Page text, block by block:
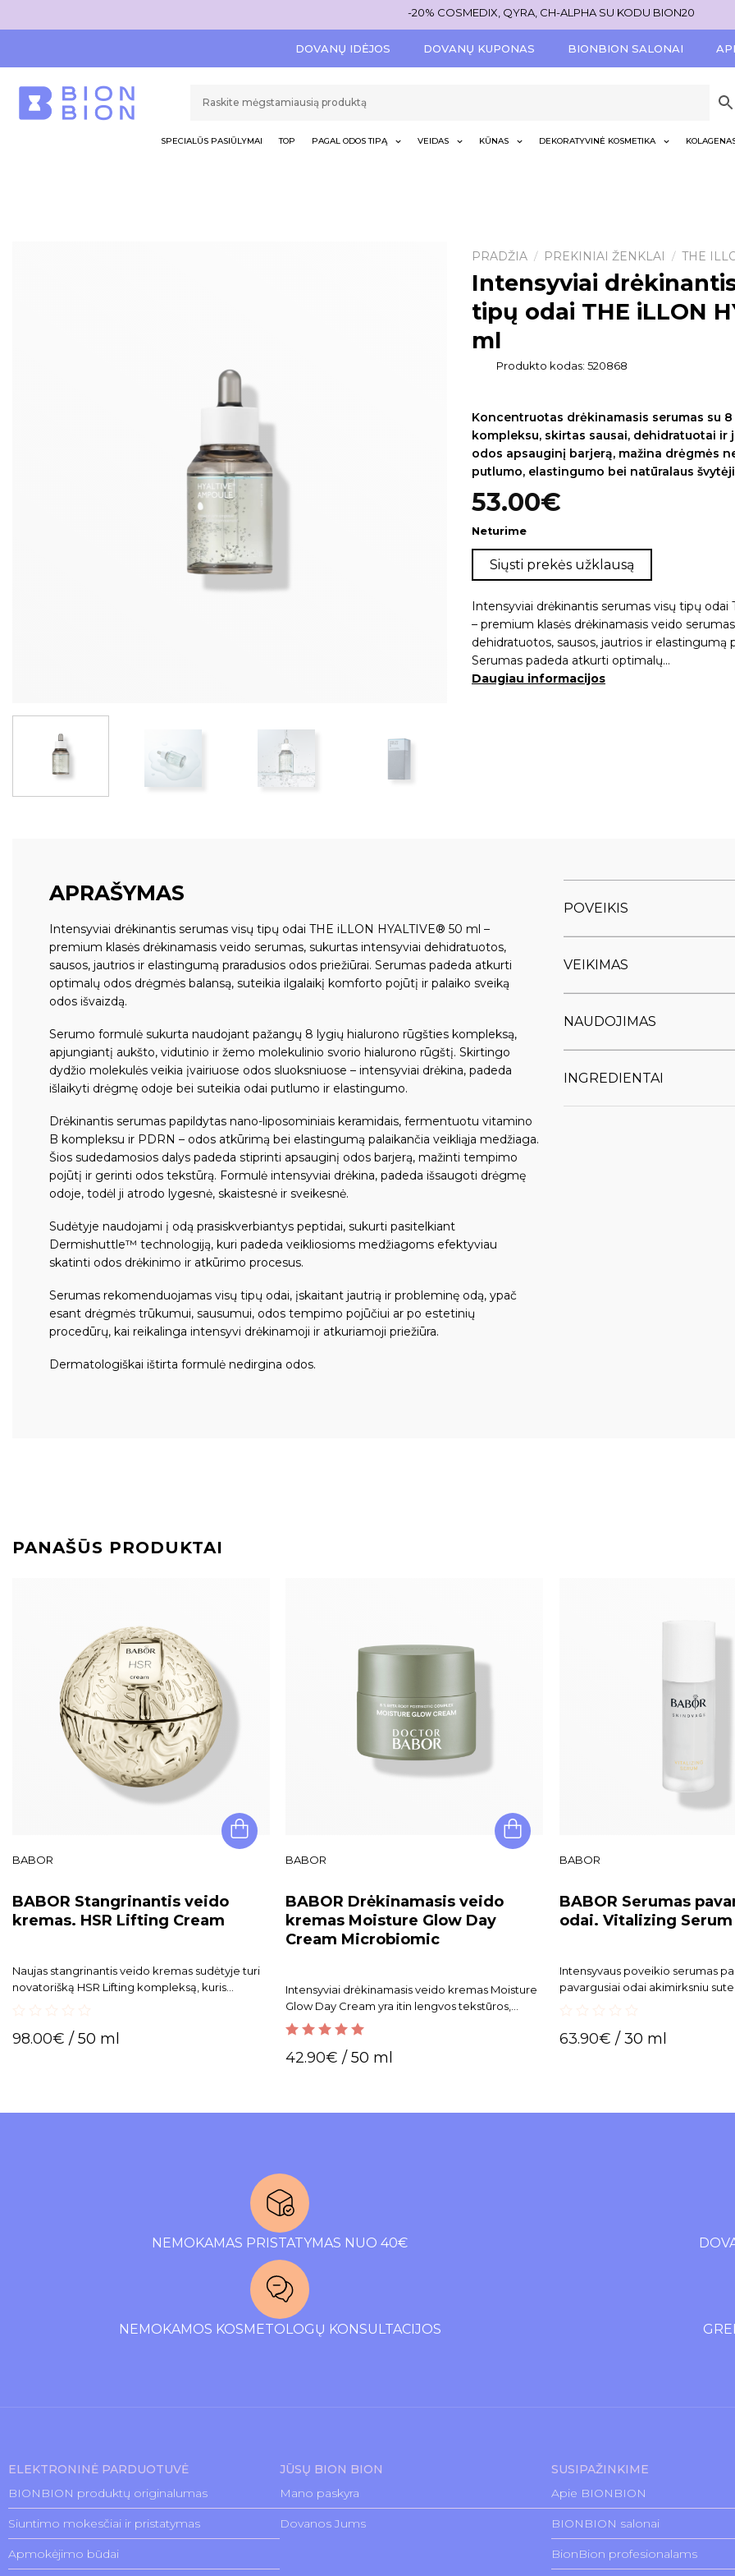
-20% COSMEDIX, QYRA, CH-ALPHA SU KODU BION20
DOVANŲ IDĖJOS DOVANŲ KUPONAS BIONBION SALONAI
SPECIALŪS PASIŪLYMAI TOP PAGAL ODOS TIPĄ VEIDAS KŪNAS DEKORATYVINĖ KOSMETIKA
PRADŽIA / PREKINIAI ŽENKLAI / THE
Intensyviai
tipų odai THE iLLON
ml
Produkto kodas: 520868
Koncentruotas drėkinamasis serumas su
kompleksu, skirtas sausai, dehidratuotai
odos apsauginį barjerą, mažina drėgmės
putlumo, elastingumo bei natūralaus
53.00€
Neturime
Siųsti prekės užklausą
Intensyviai drėkinantis serumas visų tipų
– premium klasės drėkinamasis veido
dehidratuotos, sausos, jautrios ir elastingumą
Serumas padeda atkurti optimalų…
Daugiau informacijos
APRAŠYMAS
Intensyviai drėkinantis serumas visų tipų odai THE iLLON HYALTIVE® 50 ml –
premium klasės drėkinamasis veido serumas, sukurtas intensyviai dehidratuotos,
sausos, jautrios ir elastingumą praradusios odos priežiūrai. Serumas padeda atkurti
optimalų odos drėgmės balansą, suteikia ilgalaikį komforto pojūtį ir palaiko sveiką
odos išvaizdą.
Serumo formulė sukurta naudojant pažangų 8 lygių hialurono rūgšties kompleksą,
apjungiantį aukšto, vidutinio ir žemo molekulinio svorio hialurono rūgštį. Skirtingo
dydžio molekulės veikia įvairiuose odos sluoksniuose – intensyviai drėkina, padeda
išlaikyti drėgmę odoje bei suteikia odai putlumo ir elastingumo.
Drėkinantis serumas papildytas nano-liposominiais keramidais, fermentuotu vitamino
B kompleksu ir PDRN – odos atkūrimą bei elastingumą palaikančia veikliąja medžiaga.
Šios sudedamosios dalys padeda stiprinti apsauginį odos barjerą, mažinti tempimo
pojūtį ir gerinti odos tekstūrą. Formulė intensyviai drėkina, padeda išsaugoti drėgmę
odoje, todėl ji atrodo lygesnė, skaistesnė ir sveikesnė.
Sudėtyje naudojami į odą prasiskverbiantys peptidai, sukurti pasitelkiant
Dermishuttle™ technologiją, kuri padeda veikliosioms medžiagoms efektyviau
skatinti odos drėkinimo ir atkūrimo procesus.
Serumas rekomenduojamas visų tipų odai, įskaitant jautrią ir probleminę odą, ypač
esant drėgmės trūkumui, sausumui, odos tempimo pojūčiui ar po estetinių
procedūrų, kai reikalinga intensyvi drėkinamoji ir atkuriamoji priežiūra.
Dermatologiškai ištirta formulė nedirgina odos.
POVEIKIS
VEIKIMAS
NAUDOJIMAS
INGREDIENTAI
PANAŠŪS PRODUKTAI
BABOR
BABOR Stangrinantis veido
kremas. HSR Lifting Cream
Naujas stangrinantis veido kremas sudėtyje turi
novatorišką HSR Lifting kompleksą, kuris
out
98.00€ / 50 ml
BABOR
BABOR Drėkinamasis veido
kremas Moisture Glow Day
Cream Microbiomic
Intensyviai drėkinamasis veido kremas Moisture
Glow Day Cream yra itin lengvos tekstūros,
greitai įsigeria. Kremas veidui suteikia komforto
ir glotnumo jausmą, oda tampa lygesnė ir
putlesnė.
out of 5
42.90€ / 50 ml
BABOR
BABOR Serumas
odai. Vitalizing Serum
Intensyvaus poveikio serumas
pavargusiai odai akimirksniu
out
63.90€ / 30 ml
NEMOKAMAS PRISTATYMAS NUO 40€
NEMOKAMOS KOSMETOLOGŲ KONSULTACIJOS
ELEKTRONINĖ PARDUOTUVĖ
BIONBION produktų originalumas
Siuntimo mokesčiai ir pristatymas
Apmokėjimo būdai
JŪSŲ BION BION
Mano paskyra
Dovanos Jums
SUSIPAŽINKIME
Apie BIONBION
BIONBION salonai
BionBion profesionalams